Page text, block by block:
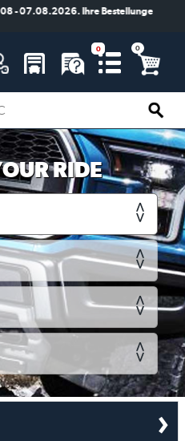
- 07.08.2026. Ihre Bestellungen
RIDE
›